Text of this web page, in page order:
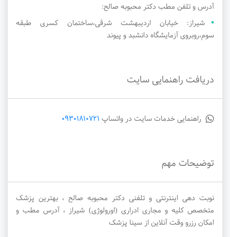
آدرس و تلفن مطب دکتر محبوبه صالح:
شیراز: خیابان اردیبهشت شرقی،ساختمان کسری طبقه
سوم،روبروی آزمایشگاه دانشبد و پيوند
دریافت راهنمایی سایت
راهنمایی خدمات سایت در واتساپ 09301810721
توضیحات مهم
نوبت دهی اینترنتی و تلفنی دکتر محبوبه صالح ، بهترین پزشک
متخصص کلیه و مجاری ادراری (اورولوژی) شیراز ، آدرس مطب و
امکان رزرو وقت آنلاین از سینا پزشک